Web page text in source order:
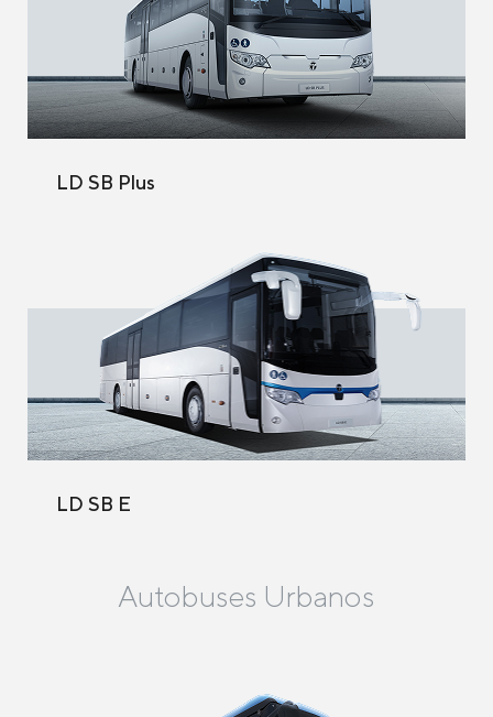
LD SB Plus
LD SB E
Autobuses Urbanos